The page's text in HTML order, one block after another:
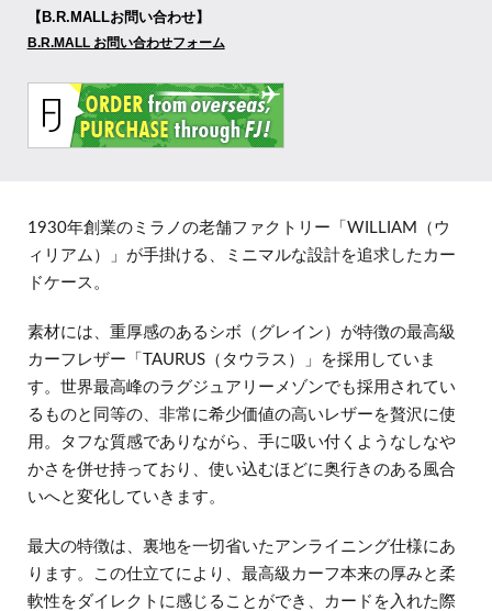
【B.R.MALLお問い合わせ】
B.R.MALL お問い合わせフォーム
1930年創業のミラノの老舗ファクトリー「WILLIAM（ウ
ィリアム）」が手掛ける、ミニマルな設計を追求したカー
ドケース。
素材には、重厚感のあるシボ（グレイン）が特徴の最高級
カーフレザー「TAURUS（タウラス）」を採用していま
す。世界最高峰のラグジュアリーメゾンでも採用されてい
るものと同等の、非常に希少価値の高いレザーを贅沢に使
用。タフな質感でありながら、手に吸い付くようなしなや
かさを併せ持っており、使い込むほどに奥行きのある風合
いへと変化していきます。
最大の特徴は、裏地を一切省いたアンライニング仕様にあ
ります。この仕立てにより、最高級カーフ本来の厚みと柔
軟性をダイレクトに感じることができ、カードを入れた際